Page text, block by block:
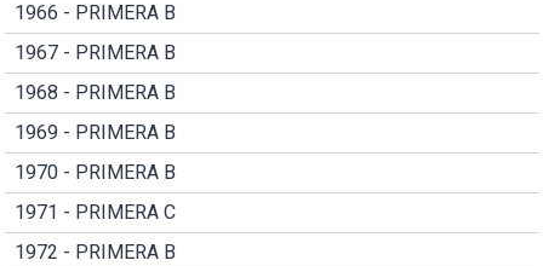
1966 - PRIMERA B
1967 - PRIMERA B
1968 - PRIMERA B
1969 - PRIMERA B
1970 - PRIMERA B
1971 - PRIMERA C
1972 - PRIMERA B